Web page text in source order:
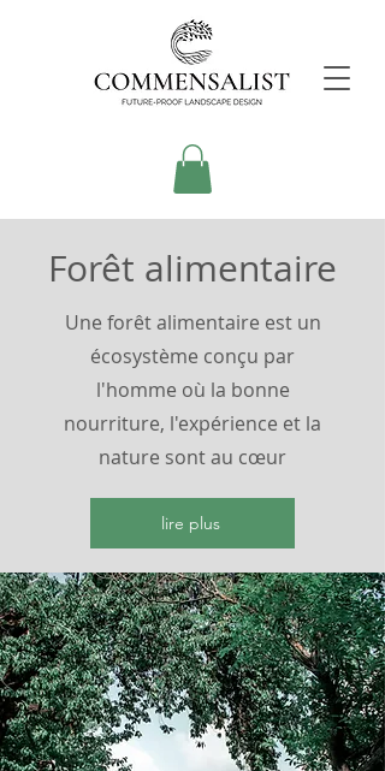
Forêt alimentaire
Une forêt alimentaire est un
écosystème conçu par
l'homme où la bonne
nourriture, l'expérience et la
nature sont au cœur
lire plus